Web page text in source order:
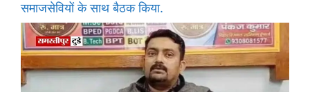
समाजसेवियों के साथ बैठक किया.